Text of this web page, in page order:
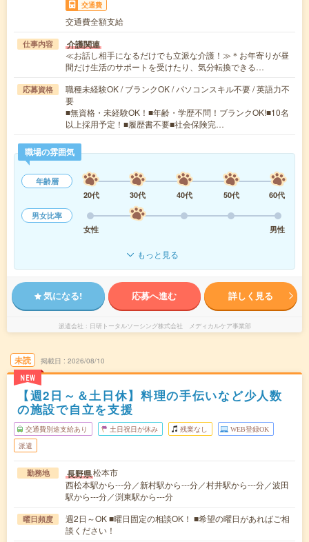
交通費
交通費全額支給
仕事内容 介護関連
≪お話し相手になるだけでも立派な介護！≫＊お年寄りが昼
間だけ生活のサポートを受けたり、気分転換できる…
応募資格
職種未経験OK / ブランクOK / パソコンスキル不要 / 英語力不
要
■無資格・未経験OK！■年齢・学歴不問！ブランクOK!■10名
以上採用予定！■履歴書不要■社会保険完…
職場の雰囲気
年齢層
20代
30代 40代 50代
60代
男女比率
女性
男性
もっと見る
気になる! 応募へ進む 詳しく見る
派遣会社 日研トータルソーシング株式会社 メディカルケア事業部
未読
NEW
掲載日 2026/08/10
【週2日～＆土日休】料理の手伝いなど少人数
の施設で自立を支援
交通費別途支給あり 土日祝日が休み 残業なし WEB登録OK
派遣
勤務地 長野県松本市
西松本駅から---分／新村駅から---分／村井駅から---分／波田
駅から---分／渕東駅から---分
曜日頻度
週2日～OK ■曜日固定の相談OK！ ■希望の曜日があればご相
談ください！